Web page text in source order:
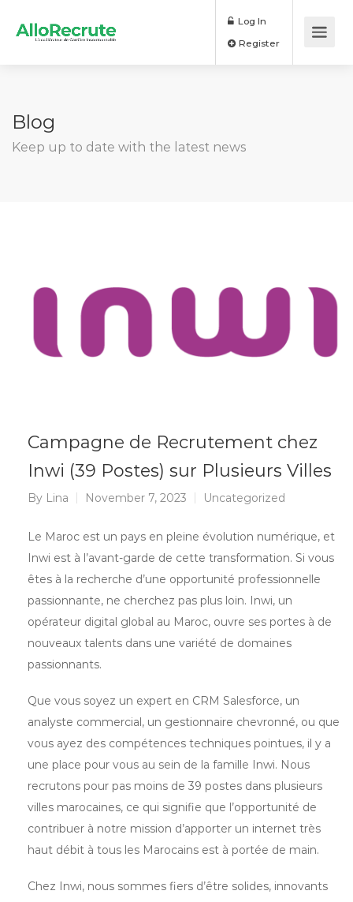
Log In
Blog
Keep up to date with the latest news
Campagne de Recrutement chez
Inwi (39 Postes) sur Plusieurs Villes
By Lina November 7, 2023 Uncategorized
Le Maroc est un pays en pleine évolution numérique, et
Inwi est à l’avant-garde de cette transformation. Si vous
êtes à la recherche d’une opportunité professionnelle
passionnante, ne cherchez pas plus loin. Inwi, un
opérateur digital global au Maroc, ouvre ses portes à de
nouveaux talents dans une variété de domaines
passionnants.
Que vous soyez un expert en CRM Salesforce, un
analyste commercial, un gestionnaire chevronné, ou que
vous ayez des compétences techniques pointues, il y a
une place pour vous au sein de la famille Inwi. Nous
recrutons pour pas moins de 39 postes dans plusieurs
villes marocaines, ce qui signifie que l’opportunité de
contribuer à notre mission d’apporter un internet très
haut débit à tous les Marocains est à portée de main.
Chez Inwi, nous sommes fiers d’être solides, innovants